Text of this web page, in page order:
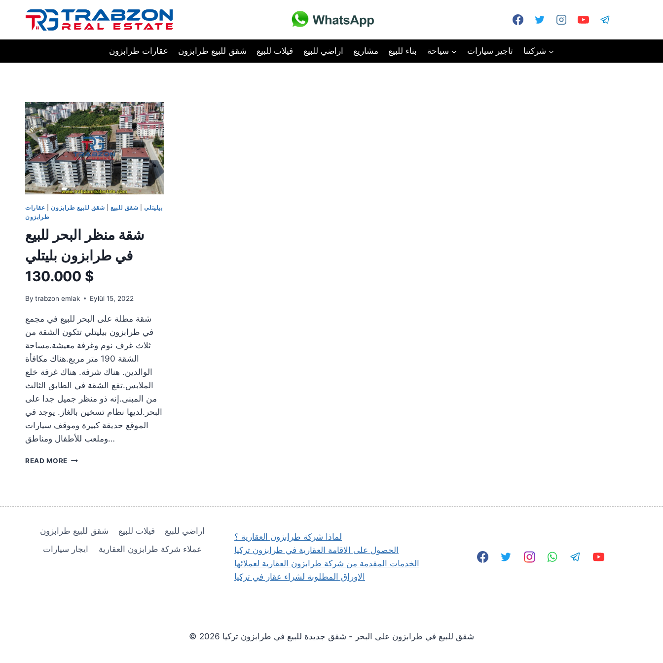
عقارات طرابزون
شقق للبيع طرابزون فيلات للبيع اراضي للبيع مشاريع بناء للبيع سياحة تاجير سيارات شركتنا
بيليتلي| شقق للبيع| شقق للبيع طرابزون| عقارات
طرابزون
شقة منظر البحر للبيع
في طرابزون بليتلي
130.000 $
By trabzon emlak Eylül 15, 2022
شقة مطلة على البحر للبيع في مجمع
في طرابزون بيليتلي تتكون الشقة من
ثلاث غرف نوم وغرفة معيشة.مساحة
الشقة 190 متر مربع.هناك مكافأة
الوالدين. هناك شرفة. هناك غرفة خلع
الملابس.تقع الشقة في الطابق الثالث
من المبنى.إنه ذو منظر جميل جدا على
البحر.لديها نظام تسخين بالغاز. يوجد في
الموقع حديقة كبيرة وموقف سيارات
وملعب للأطفال ومناطق…
READ MORE شقة
130.000
شقق للبيع طرابزون فيلات للبيع
اراضي للبيع
ايجار سيارات
عملاء شركة طرابزون العقارية
لماذا شركة طرابزون العقارية ؟
الحصول على الاقامة العقارية في طرابزون تركيا
الخدمات المقدمة من شركة طرابزون العقارية لعملائها
الاوراق المطلوبة لشراء عقار في تركيا
© 2026 شقق للبيع في طرابزون على البحر - شقق جديدة للبيع في طرابزون تركيا